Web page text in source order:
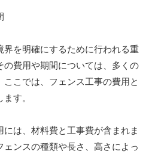
界を明確にするために行われる重
の費用や期間については、多くの
ここでは、フェンス工事の費用と
す。
には、材料費と工事費が含まれま
ンスの種類や長さ、高さによっ